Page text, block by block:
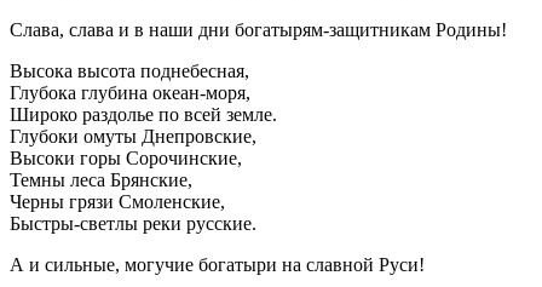
Слава, слава и в наши дни богатырям-защитникам Родины!
Высока высота поднебесная,
Глубока глубина океан-моря,
Широко раздолье по всей земле.
Глубоки омуты Днепровские,
Высоки горы Сорочинские,
Темны леса Брянские,
Черны грязи Смоленские,
Быстры-светлы реки русские.
А и сильные, могучие богатыри на славной Руси!